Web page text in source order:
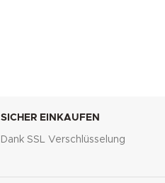
SICHER EINKAUFEN
Dank SSL Verschlüsselung